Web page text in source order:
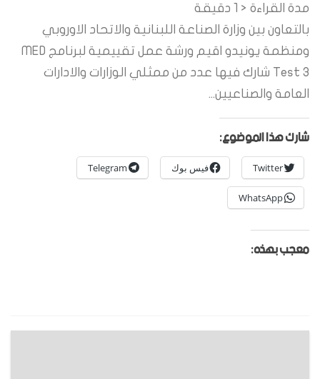
مدة القراءة < 1
دقيقة
بالتعاون بين وزارة الصناعة اللبنانية والاتحاد الاوروبي
ومنظمة يونيدو اقيم ورشة عمل تقييمية لبرنامج MED
Test 3 شارك فيها عدد من ممثلي الوزارات والادارات
العامة والصناعيين...
شارك هذا الموضوع:
Twitter فيس بوك Telegram
WhatsApp
معجب بهذه: